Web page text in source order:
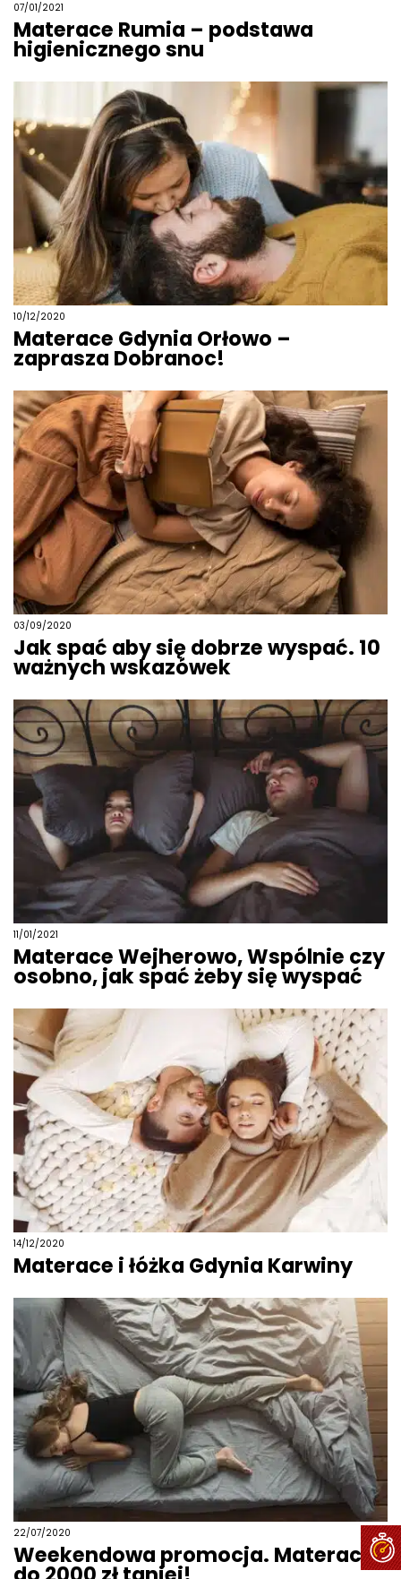
07/01/2021
Materace Rumia – podstawa
higienicznego snu
10/12/2020
Materace Gdynia Orłowo –
zaprasza Dobranoc!
03/09/2020
Jak spać aby się dobrze wyspać. 10
ważnych wskazówek
11/01/2021
Materace Wejherowo, Wspólnie czy
osobno, jak spać żeby się wyspać
14/12/2020
Materace i łóżka Gdynia Karwiny
22/07/2020
Weekendowa promocja. Materace